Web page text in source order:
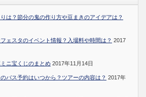
は？節分の鬼の作り方や豆まきのアイデアは？
ェスタのイベント情報？入場料や時間は？ 2017
ニ宝くじのまとめ 2017年11月14日
バス予約はいつから？ツアーの内容は？ 2017年